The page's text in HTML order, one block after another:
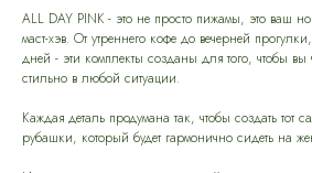
ALL DAY PINK - это не просто пижамы, это ваш
маст-хэв. От утреннего кофе до вечерней
дней - эти комплекты созданы для того, чтобы вы
стильно в любой ситуации.
Каждая деталь продумана так, чтобы создать тот
рубашки, который будет гармонично сидеть на